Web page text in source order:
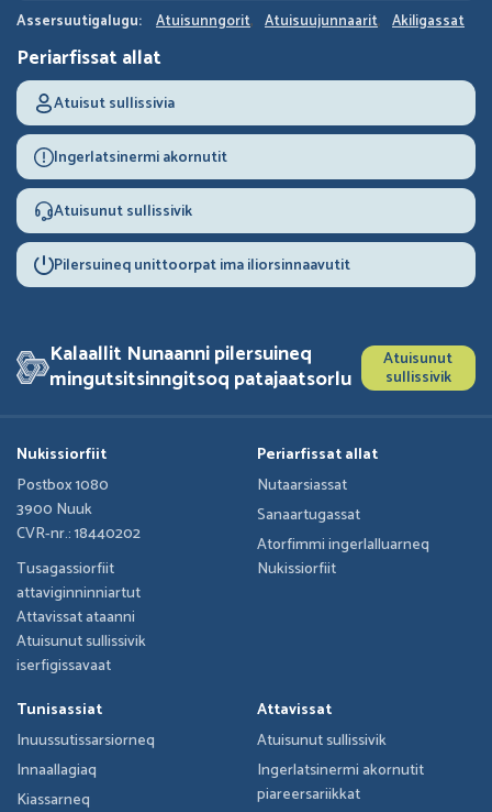
Assersuutigalugu: Atuisunngorit Atuisuujunnaarit Akiligassat
Periarfissat allat
Atuisut sullissivia
Ingerlatsinermi akornutit
Atuisunut sullissivik
Pilersuineq unittoorpat ima iliorsinnaavutit
Kalaallit Nunaanni pilersuineq
mingutsitsinngitsoq patajaatsorlu
Atuisunut
sullissivik
Nukissiorfiit
Postbox 1080
3900 Nuuk
CVR-nr.: 18440202
Tusagassiorfiit
attaviginninniartut
Attavissat ataanni
Atuisunut sullissivik
iserfigissavaat
Periarfissat allat
Nutaarsiassat
Sanaartugassat
Atorfimmi ingerlalluarneq
Nukissiorfiit
Tunisassiat
Inuussutissarsiorneq
Innaallagiaq
Kiassarneq
Attavissat
Atuisunut sullissivik
Ingerlatsinermi akornutit
piareersariikkat